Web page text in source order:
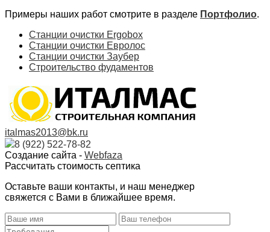
Примеры наших работ смотрите в разделе Портфолио.
Станции очистки Ergobox
Станции очистки Евролос
Станции очистки Заубер
Строительство фудаментов
italmas2013@bk.ru
8 (922) 522-78-82
Создание сайта - Webfaza
Рассчитать стоимость септика
Оставьте ваши контакты, и наш менеджер
свяжется с Вами в ближайшее время.